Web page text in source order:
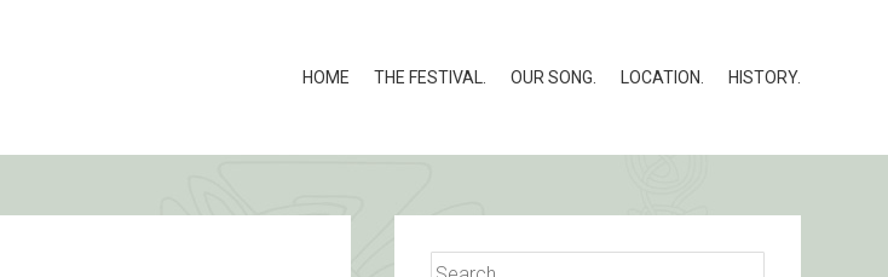
HOME THE FESTIVAL. OUR SONG. LOCATION. HISTORY.
Search